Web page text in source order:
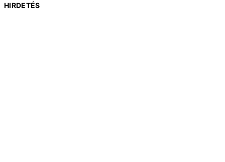
HIRDETÉS